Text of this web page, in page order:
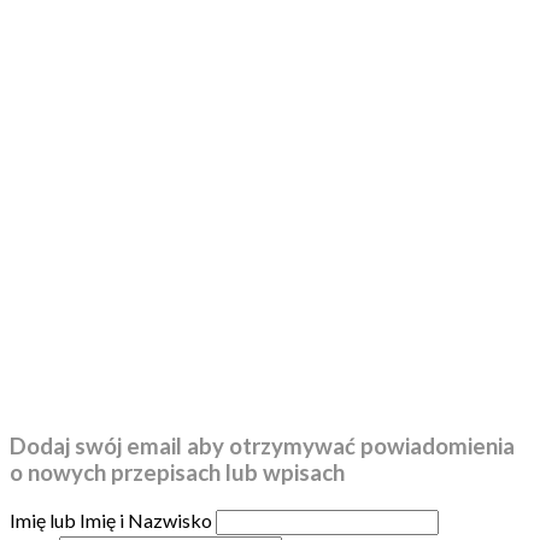
Dodaj swój email aby otrzymywać powiadomienia
o nowych przepisach lub wpisach
Imię lub Imię i Nazwisko